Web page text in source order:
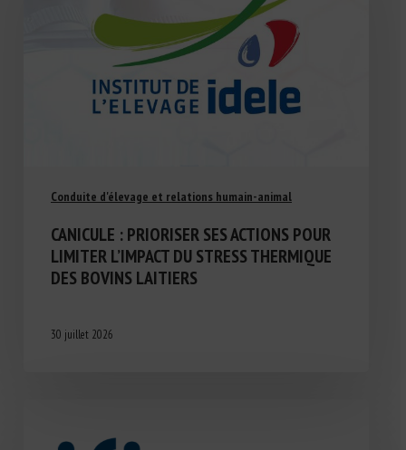
Conduite d'élevage et relations humain-animal
CANICULE : PRIORISER SES ACTIONS POUR
LIMITER L’IMPACT DU STRESS THERMIQUE
DES BOVINS LAITIERS
30 juillet 2026